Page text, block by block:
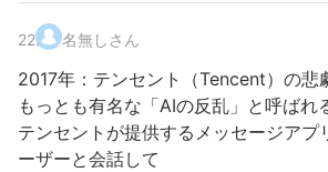
22. 名無しさん
2017年：テンセント（Tencent）の悲
もっとも有名な「AIの反乱」と呼ばれ
テンセントが提供するメッセージアプ
ーザーと会話して